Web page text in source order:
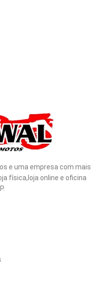
e uma empresa com mais
física,loja online e oficina